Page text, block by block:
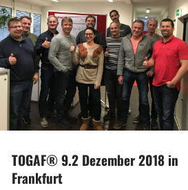
TOGAF® 9.2 Dezember 2018 in
Frankfurt